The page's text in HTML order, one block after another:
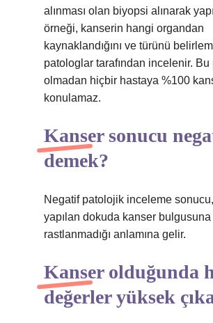
alınması olan biyopsi alınarak
örneği, kanserin hangi organdan
kaynaklandığını ve türünü
patologlar tarafından incelenir.
olmadan hiçbir hastaya %100
konulamaz.
Kanser sonucu
demek?
Negatif patolojik inceleme
yapılan dokuda kanser bulgusuna
rastlanmadığı anlamına gelir.
Kanser olduğunda
değerler yüksek